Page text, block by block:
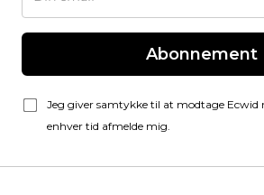
Abonnement
Jeg giver samtykke til at modtage Ecwid
enhver tid afmelde mig.